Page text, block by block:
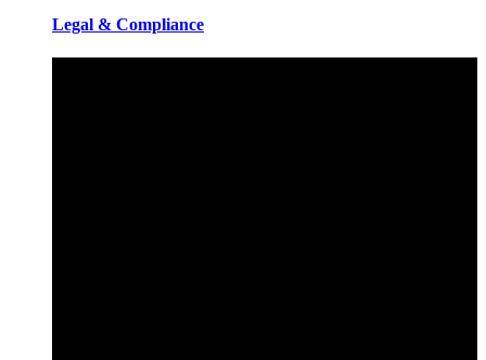
Legal & Compliance